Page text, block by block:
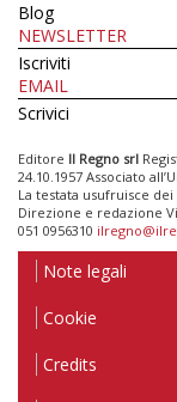
Blog
NEWSLETTER
Iscriviti
EMAIL
Scrivici
Editore Il Regno srl
24.10.1957 Associato
La testata usufruisce
Direzione e redazione
051 0956310
Note legali
Cookie
Credits